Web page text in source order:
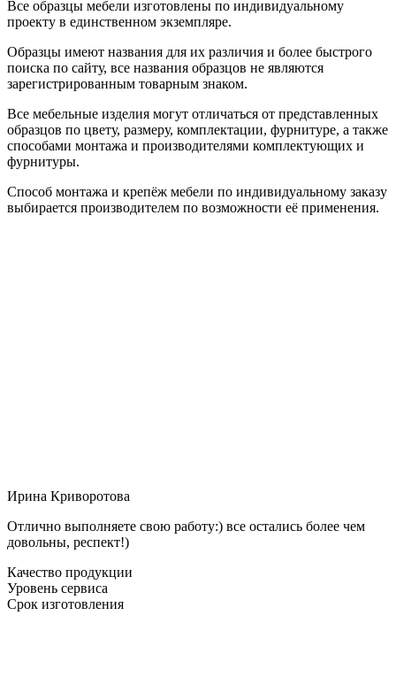
Все образцы мебели изготовлены по индивидуальному
проекту в единственном экземпляре.
Образцы имеют названия для их различия и более быстрого
поиска по сайту, все названия образцов не являются
зарегистрированным товарным знаком.
Все мебельные изделия могут отличаться от представленных
образцов по цвету, размеру, комплектации, фурнитуре, а также
способами монтажа и производителями комплектующих и
фурнитуры.
Способ монтажа и крепёж мебели по индивидуальному заказу
выбирается производителем по возможности её применения.
Ирина Криворотова
Отлично выполняете свою работу:) все остались более чем
довольны, респект!)
Качество продукции
Уровень сервиса
Срок изготовления